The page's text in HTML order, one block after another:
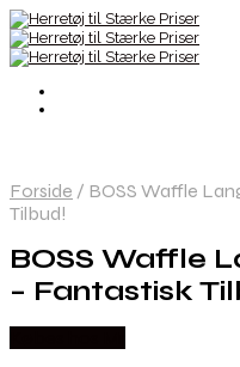
Forside / BOSS Waffle
Tilbud!
BOSS Waffle
– Fantastisk